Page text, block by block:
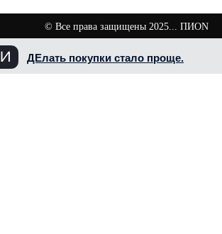
© Все права защищены 2025... ПИОN
ДЕлать покупки стало проще.